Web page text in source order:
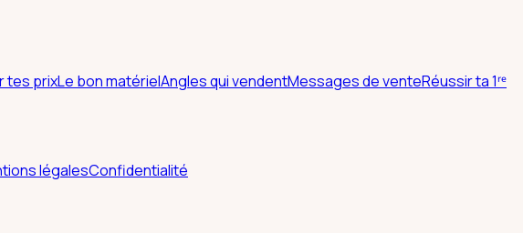
tes prixLe bon matérielAngles qui vendentMessages de venteRéussir ta 1ʳᵉ
légalesConfidentialité